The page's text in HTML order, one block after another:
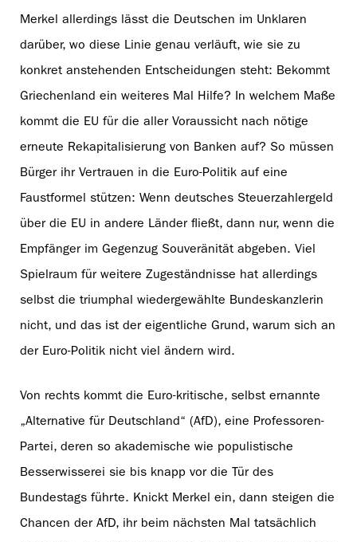
Merkel allerdings lässt die Deutschen im Unklaren
darüber, wo diese Linie genau verläuft, wie sie zu
konkret anstehenden Entscheidungen steht: Bekommt
Griechenland ein weiteres Mal Hilfe? In welchem Maße
kommt die EU für die aller Voraussicht nach nötige
erneute Rekapitalisierung von Banken auf? So müssen
Bürger ihr Vertrauen in die Euro-Politik auf eine
Faustformel stützen: Wenn deutsches Steuerzahlergeld
über die EU in andere Länder fließt, dann nur, wenn die
Empfänger im Gegenzug Souveränität abgeben. Viel
Spielraum für weitere Zugeständnisse hat allerdings
selbst die triumphal wiedergewählte Bundeskanzlerin
nicht, und das ist der eigentliche Grund, warum sich an
der Euro-Politik nicht viel ändern wird.
Von rechts kommt die Euro-kritische, selbst ernannte
„Alternative für Deutschland“ (AfD), eine Professoren-
Partei, deren so akademische wie populistische
Besserwisserei sie bis knapp vor die Tür des
Bundestags führte. Knickt Merkel ein, dann steigen die
Chancen der AfD, ihr beim nächsten Mal tatsächlich